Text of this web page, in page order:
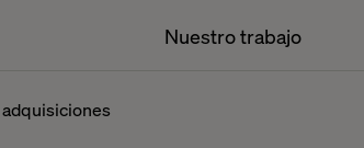
Nuestro trabajo
adquisiciones